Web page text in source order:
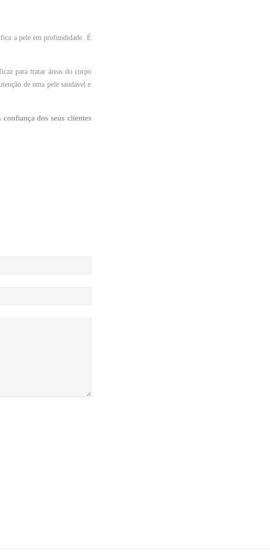
a pele em profundidade. É
para tratar áreas do corpo
de uma pele saudável e
dos seus clientes